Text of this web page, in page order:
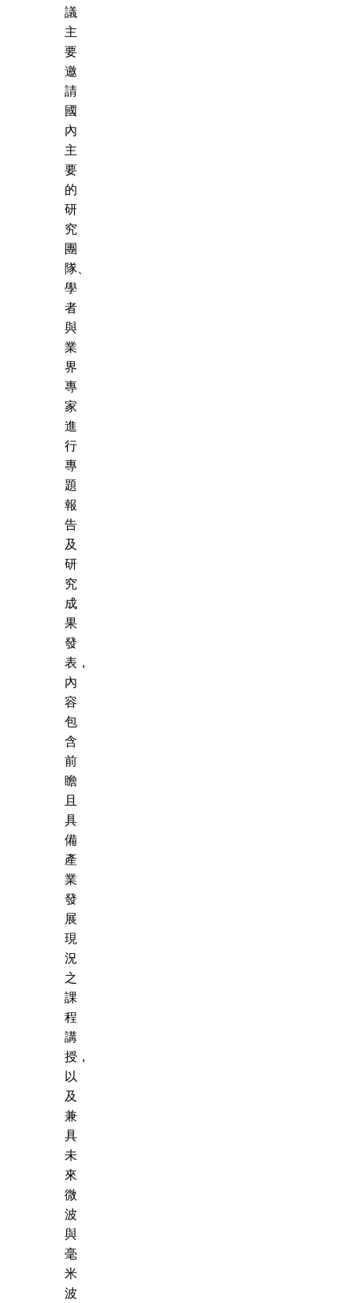
議
主
要
邀
請
國
內
主
要
的
研
究
團
隊、
學
者
與
業
界
專
家
進
行
專
題
報
告
及
研
究
成
果
發
表，
內
容
包
含
前
瞻
且
具
備
產
業
發
展
現
況
之
課
程
講
授，
以
及
兼
具
未
來
微
波
與
毫
米
波